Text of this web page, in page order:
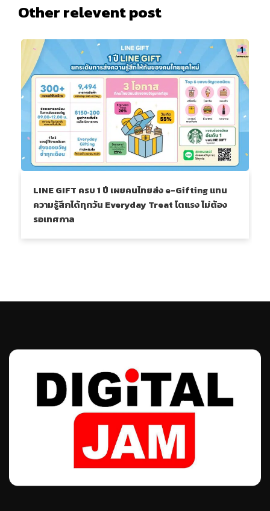
Other relevent post
LINE GIFT ครบ 1 ปี เผยคนไทยส่ง e-Gifting แทน
ความรู้สึกได้ทุกวัน Everyday Treat โตแรง ไม่ต้อง
รอเทศกาล